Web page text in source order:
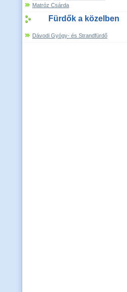
Matróz Csárda
Fürdők a közelben
Dávodi Gyógy- és Strandfürdő